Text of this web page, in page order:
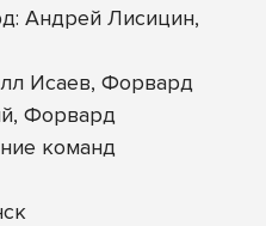
Андрей Лисицин,
Исаев, Форвард
Форвард
команд